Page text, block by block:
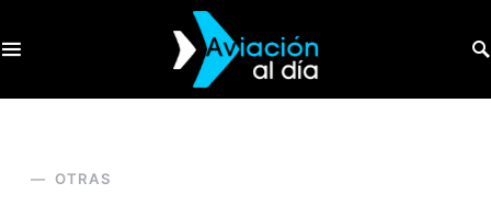
OTRAS